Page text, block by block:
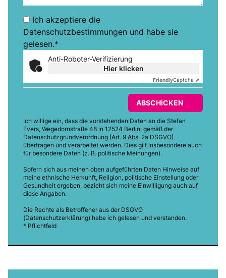
Ich akzeptiere die
Datenschutzbestimmungen und habe sie
gelesen.*
Anti-Roboter-Verifizierung
Hier klicken
FriendlyCaptcha ⇗
ABSCHICKEN
Ich willige ein, dass die vorstehenden Daten an die Stefan
Evers, Wegedornstraße 48 in 12524 Berlin, gemäß der
Datenschutzgrundverordnung (Art. 9 Abs. 2a DSGVO)
übertragen und verarbeitet werden. Dies gilt insbesondere auch
für besondere Daten (z. B. politische Meinungen).
Sofern sich aus meinen oben aufgeführten Daten Hinweise auf
meine ethnische Herkunft, Religion, politische Einstellung oder
Gesundheit ergeben, bezieht sich meine Einwilligung auch auf
diese Angaben.
Die Rechte als Betroffener aus der DSGVO
(Datenschutzerklärung) habe ich gelesen und verstanden.
* Pflichtfeld